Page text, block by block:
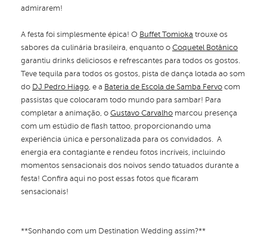
admirarem!
A festa foi simplesmente épica! O Buffet Tomioka trouxe os
sabores da culinária brasileira, enquanto o Coquetel Botânico
garantiu drinks deliciosos e refrescantes para todos os gostos.
Teve tequila para todos os gostos, pista de dança lotada ao som
do DJ Pedro Hiago, e a Bateria de Escola de Samba Fervo com
passistas que colocaram todo mundo para sambar! Para
completar a animação, o Gustavo Carvalho marcou presença
com um estúdio de flash tattoo, proporcionando uma
experiência única e personalizada para os convidados. A
energia era contagiante e rendeu fotos incríveis, incluindo
momentos sensacionais dos noivos sendo tatuados durante a
festa! Confira aqui no post essas fotos que ficaram
sensacionais!
**Sonhando com um Destination Wedding assim?**